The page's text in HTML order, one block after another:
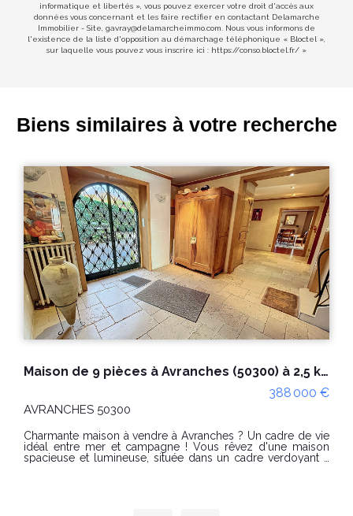
informatique et libertés », vous pouvez exercer votre droit d'accès aux
données vous concernant et les faire rectifier en contactant Delamarche
Immobilier - Site, gavray@delamarcheimmo.com. Nous vous informons de
l'existence de la liste d'opposition au démarchage téléphonique « Bloctel »,
sur laquelle vous pouvez vous inscrire ici : https://conso.bloctel.fr/ »
Biens similaires à votre recherche
A VENDRE AVRANCHES Maison avec Piscine au Val Saint Pere, 6 pièces et terrain de 2000 m² proche A84 entre Rennes et Caen
295 000 €
Val saint père 50300
DELAMARCHE Immobilier AVRANCHES vous présente en
exclusivité cette maison sur un secteur récherché,
récemment rénovée avec piscine et parc arboré située